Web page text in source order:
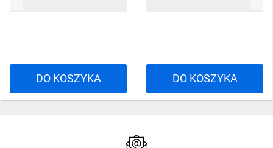
DO KOSZYKA DO KOSZYKA